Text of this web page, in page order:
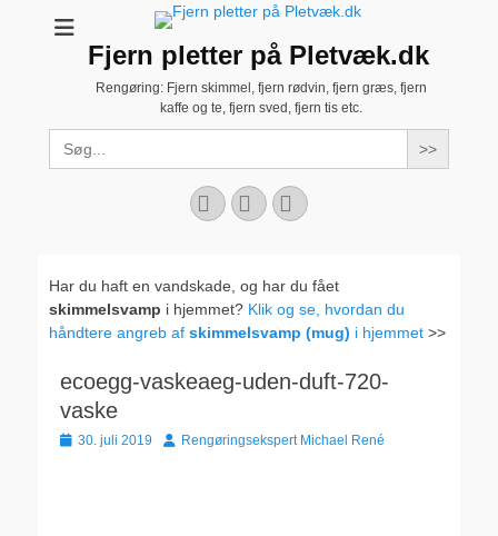
Fjern pletter på Pletvæk.dk
Rengøring: Fjern skimmel, fjern rødvin, fjern græs, fjern
kaffe og te, fjern sved, fjern tis etc.
Search
for:
Facebook
YouTubeInstagram
Har du haft en vandskade, og har du fået
skimmelsvamp i hjemmet? Klik og se, hvordan du
håndtere angreb af skimmelsvamp (mug) i hjemmet >>
ecoegg-vaskeaeg-uden-duft-720-
vaske
Udgivet
30. juli 2019 Forfatter
Rengøringsekspert Michael René